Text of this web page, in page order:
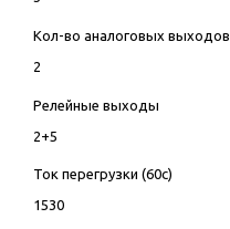
Кол-во аналоговых выходов
2
Релейные выходы
2+5
Ток перегрузки (60с)
1530